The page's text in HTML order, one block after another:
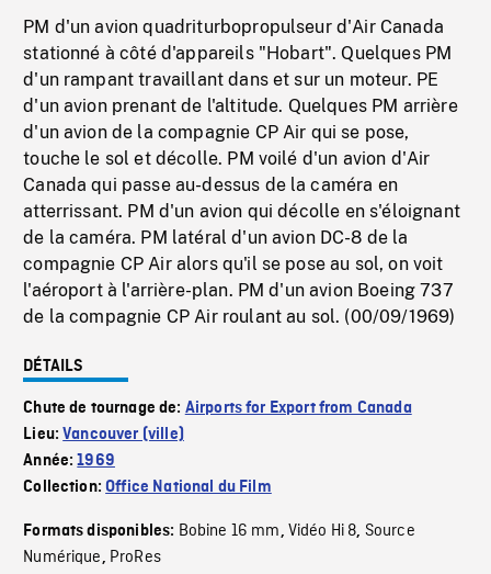
PM d'un avion quadriturbopropulseur d'Air Canada
stationné à côté d'appareils "Hobart". Quelques PM
d'un rampant travaillant dans et sur un moteur. PE
d'un avion prenant de l'altitude. Quelques PM arrière
d'un avion de la compagnie CP Air qui se pose,
touche le sol et décolle. PM voilé d'un avion d'Air
Canada qui passe au-dessus de la caméra en
atterrissant. PM d'un avion qui décolle en s'éloignant
de la caméra. PM latéral d'un avion DC-8 de la
compagnie CP Air alors qu'il se pose au sol, on voit
l'aéroport à l'arrière-plan. PM d'un avion Boeing 737
de la compagnie CP Air roulant au sol. (00/09/1969)
DÉTAILS
Chute de tournage de: Airports for Export from Canada
Lieu:Vancouver (ville)
Année:1969
Collection:Office National du Film
Formats disponibles: Bobine 16 mm, Vidéo Hi 8, Source
Numérique, ProRes